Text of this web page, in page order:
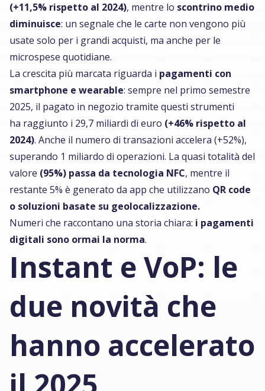
(+11,5% rispetto al 2024), mentre lo scontrino medio
diminuisce: un segnale che le carte non vengono più
usate solo per i grandi acquisti, ma anche per le
microspese quotidiane.
La crescita più marcata riguarda i pagamenti con
smartphone e wearable: sempre nel primo semestre
2025, il pagato in negozio tramite questi strumenti
ha raggiunto i 29,7 miliardi di euro (+46% rispetto al
2024). Anche il numero di transazioni accelera (+52%),
superando 1 miliardo di operazioni. La quasi totalità del
valore (95%) passa da tecnologia NFC, mentre il
restante 5% è generato da app che utilizzano QR code
o soluzioni basate su geolocalizzazione.
Numeri che raccontano una storia chiara: i pagamenti
digitali sono ormai la norma.
Instant e VoP: le
due novità che
hanno accelerato